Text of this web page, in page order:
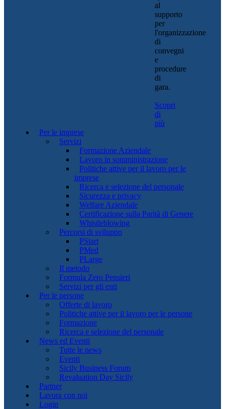
al
supporto
per
l'organizzazione
di
convegni
e
procedure
di
gara.
Scopri
di
più
Per le imprese
Servizi
Formazione Aziendale
Lavoro in somministrazione
Politiche attive per il lavoro per le
imprese
Ricerca e selezione del personale
Sicurezza e privacy
Welfare Aziendale
Certificazione sulla Parità di Genere
Whistleblowing
Percorsi di sviluppo
PStart
PMed
PLarge
Il metodo
Formula Zero Pensieri
Servizi per gli enti
Per le persone
Offerte di lavoro
Politiche attive per il lavoro per le persone
Formazione
Ricerca e selezione del personale
News ed Eventi
Tutte le news
Eventi
Sicily Business Forum
Revaluation Day Sicily
Partner
Lavora con noi
Login